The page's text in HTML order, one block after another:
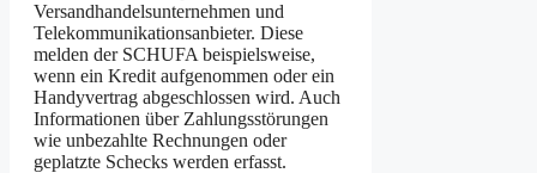
Versandhandelsunternehmen und
Telekommunikationsanbieter. Diese
melden der SCHUFA beispielsweise,
wenn ein Kredit aufgenommen oder ein
Handyvertrag abgeschlossen wird. Auch
Informationen über Zahlungsstörungen
wie unbezahlte Rechnungen oder
geplatzte Schecks werden erfasst.